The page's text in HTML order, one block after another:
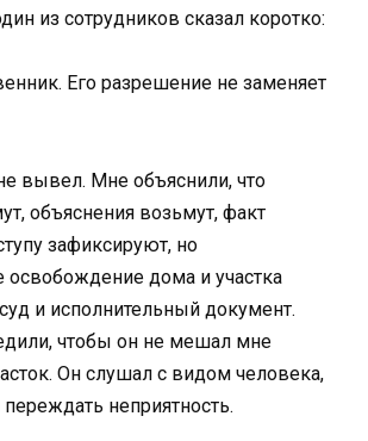
из сотрудников сказал коротко:
Его разрешение не заменяет
вывел. Мне объяснили, что
объяснения возьмут, факт
зафиксируют, но
освобождение дома и участка
и исполнительный документ.
чтобы он не мешал мне
Он слушал с видом человека,
неприятность.